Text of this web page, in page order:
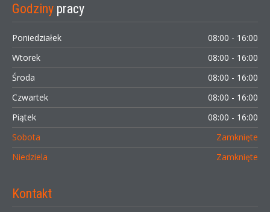
Godziny pracy
Poniedziałek
08:00 - 16:00
Wtorek
08:00 - 16:00
Środa
08:00 - 16:00
Czwartek
08:00 - 16:00
Piątek
08:00 - 16:00
Sobota
Zamknięte
Niedziela
Zamknięte
Kontakt